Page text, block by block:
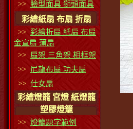
>> 臉型面具 獅頭面具
彩繪紙扇 布扇 折扇
>> 彩繪折扇 紙扇 布扇
金宣扇 蒲扇
>> 扇架 三角架 相框架
>> 尼龍布扇 功夫扇
>> 仕女扇
彩繪燈籠 宮燈 紙燈籠
塑膠燈籠
>> 燈籠題字範例